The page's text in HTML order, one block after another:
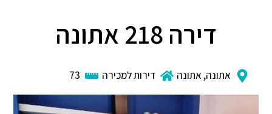
דירה 218 אתונה
אתונה,אתונה דירות למכירה 73